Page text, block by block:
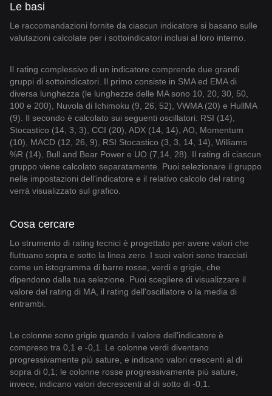
Le basi
Le raccomandazioni fornite da ciascun indicatore si basano sulle
valutazioni calcolate per i sottoindicatori inclusi al loro interno.
Il rating complessivo di un indicatore comprende due grandi
gruppi di sottoindicatori. Il primo consiste in SMA ed EMA di
diversa lunghezza (le lunghezze delle MA sono 10, 20, 30, 50,
100 e 200), Nuvola di Ichimoku (9, 26, 52), VWMA (20) e HullMA
(9). Il secondo è calcolato sui seguenti oscillatori: RSI (14),
Stocastico (14, 3, 3), CCI (20), ADX (14, 14), AO, Momentum
(10), MACD (12, 26, 9), RSI Stocastico (3, 3, 14, 14), Williams
%R (14), Bull and Bear Power e UO (7,14, 28). Il rating di ciascun
gruppo viene calcolato separatamente. Puoi selezionare il gruppo
nelle impostazioni dell'indicatore e il relativo calcolo del rating
verrà visualizzato sul grafico.
Cosa cercare
Lo strumento di rating tecnici è progettato per avere valori che
fluttuano sopra e sotto la linea zero. I suoi valori sono tracciati
come un istogramma di barre rosse, verdi e grigie, che
dipendono dalla tua selezione. Puoi scegliere di visualizzare il
valore del rating di MA, il rating dell'oscillatore o la media di
entrambi.
Le colonne sono grigie quando il valore dell'indicatore è
compreso tra 0,1 e -0,1. Le colonne verdi diventano
progressivamente più sature, e indicano valori crescenti al di
sopra di 0,1; le colonne rosse progressivamente più sature,
invece, indicano valori decrescenti al di sotto di -0,1.